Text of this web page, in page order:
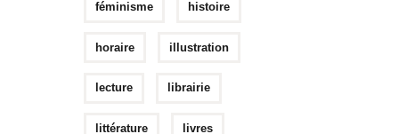
féminisme histoire
horaire illustration
lecture librairie
littérature livres